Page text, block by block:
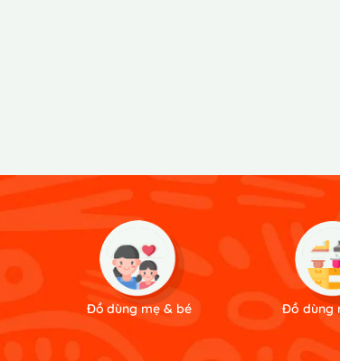
Đồ dùng mẹ & bé Đồ dùng